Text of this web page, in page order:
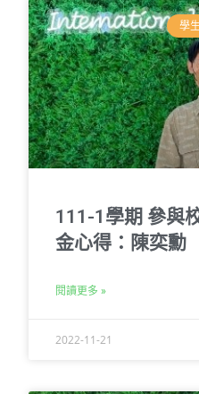
學
111-1學期 參與
金心得：陳奕勳
閱讀更多 »
2022-11-21